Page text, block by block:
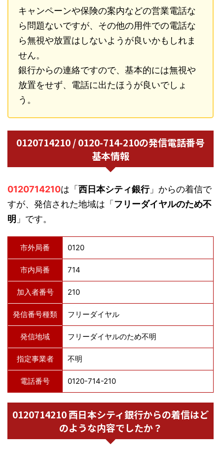
キャンペーンや保険の案内などの営業電話な
ら問題ないですが、その他の用件での電話な
ら無視や放置はしないようが良いかもしれま
せん。
銀行からの連絡ですので、基本的には無視や
放置をせず、電話に出たほうが良いでしょ
う。
0120714210 / 0120-714-210の発信電話番号
基本情報
0120714210は「 西日本シティ銀行」からの着信で
すが、発信された地域は「 フリーダイヤルのため不
明 」です。
市外局番 0120
市内局番 714
加入者番号 210
発信番号種類 フリーダイヤル
発信地域 フリーダイヤルのため不明
指定事業者 不明
電話番号 0120-714-210
0120714210 西日本シティ銀行からの着信はど
のような内容でしたか？